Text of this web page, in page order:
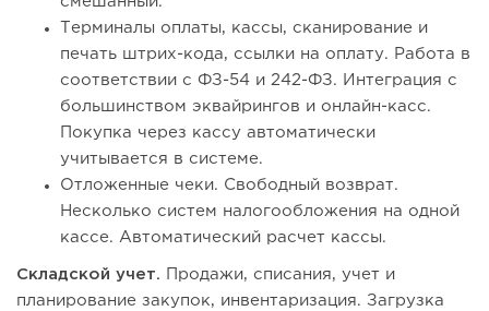
Терминалы оплаты, кассы, сканирование и
печать штрих-кода, ссылки на оплату. Работа в
соответствии с ФЗ-54 и 242-ФЗ. Интеграция с
большинством эквайрингов и онлайн-касс.
Покупка через кассу автоматически
учитывается в системе.
Отложенные чеки. Свободный возврат.
Несколько систем налогообложения на одной
кассе. Автоматический расчет кассы.
Складской учет.
Продажи, списания, учет и
планирование закупок, инвентаризация. Загрузка